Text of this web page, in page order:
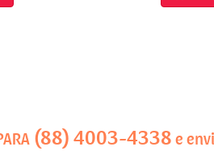
(88) 4003-4338 e